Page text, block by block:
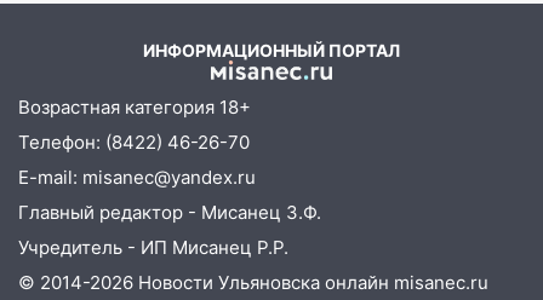
05.08.2026
Соцсети: на проспекте Тюленева
ДТП с мотоциклистом
20:22
Мошенники обманули 92-летнюю
жительницу Ульяновской области
Житель Ульяновской области
подвез троих незнакомцев на трассе и
заработал уголовное дело
ИНФОРМАЦИОННЫЙ ПОРТАЛ
Возрастная категория 18+
Телефон: (8422) 46-26-70
E-mail: misanec@yandex.ru
Главный редактор - Мисанец З.Ф.
Учредитель - ИП Мисанец Р.Р.
© 2014-2026 Новости Ульяновска онлайн misanec.ru